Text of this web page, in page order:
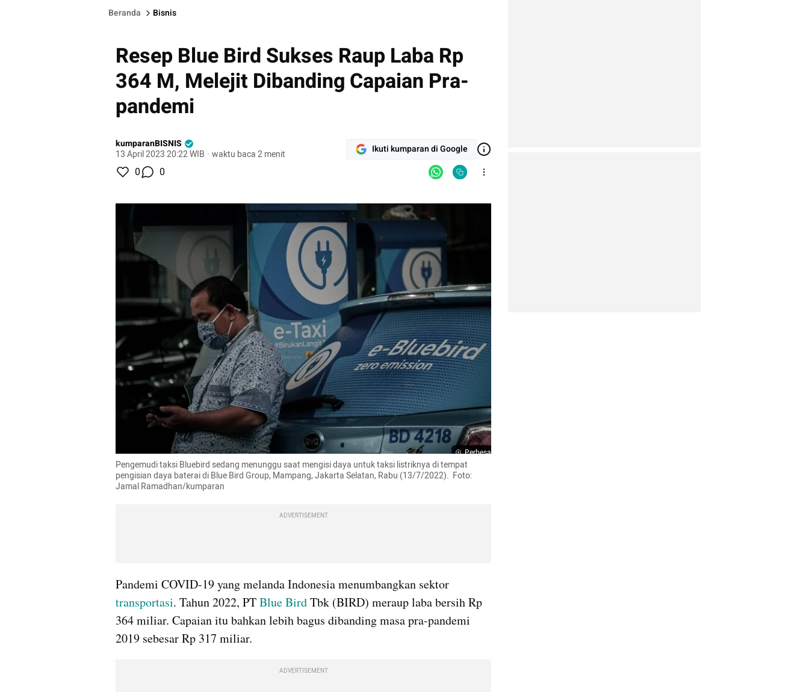
Beranda Bisnis
Resep Blue Bird Sukses Raup Laba Rp
364 M, Melejit Dibanding Capaian Pra-
pandemi
kumparanBISNIS
13 April 2023 20:22 WIB · waktu baca 2 menit Ikuti kumparan di Google
0 0
Perbesar
Pengemudi taksi Bluebird sedang menunggu saat mengisi daya untuk taksi listriknya di tempat
pengisian daya baterai di Blue Bird Group, Mampang, Jakarta Selatan, Rabu (13/7/2022).  Foto:
Jamal Ramadhan/kumparan
ADVERTISEMENT
transportasi. Tahun 2022, PT Blue Bird Tbk (BIRD) meraup laba bersih Rp
364 miliar. Capaian itu bahkan lebih bagus dibanding masa pra-pandemi
2019 sebesar Rp 317 miliar.
ADVERTISEMENT